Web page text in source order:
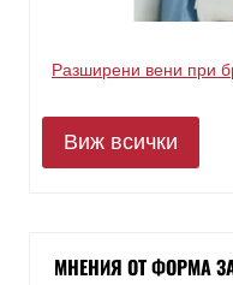
Разширени вени при
Виж всички
МНЕНИЯ ОТ ФОРМА